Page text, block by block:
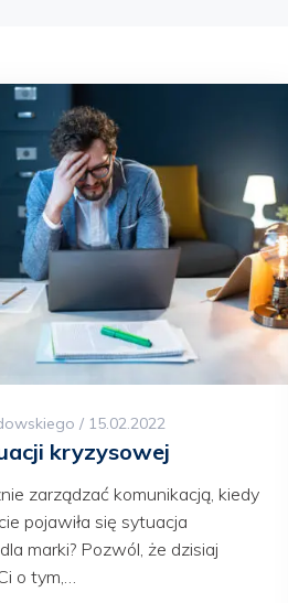
/ 15.02.2022
kryzysowej
zarządzać komunikacją, kiedy
pojawiła się sytuacja
marki? Pozwól, że dzisiaj
o tym,…